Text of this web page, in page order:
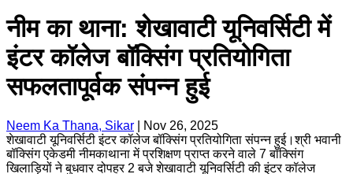
नीम का थाना: शेखावाटी यूनिवर्सिटी में
इंटर कॉलेज बॉक्सिंग प्रतियोगिता
सफलतापूर्वक संपन्न हुई
Neem Ka Thana, Sikar
Nov 26, 2025
शेखावाटी यूनिवर्सिटी इंटर कॉलेज बॉक्सिंग प्रतियोगिता संपन्न हुई।श्री भवानी
बॉक्सिंग एकेडमी नीमकाथाना में प्रशिक्षण प्राप्त करने वाले 7 बॉक्सिंग
खिलाड़ियों ने बुधवार दोपहर 2 बजे शेखावाटी यूनिवर्सिटी की इंटर कॉलेज